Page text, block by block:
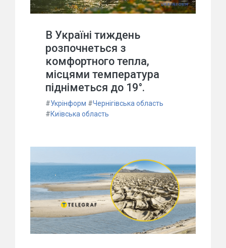
В Україні тиждень
розпочнеться з
комфортного тепла,
місцями температура
підніметься до 19°.
#Укрінформ #Чернігівська область
#Київська область